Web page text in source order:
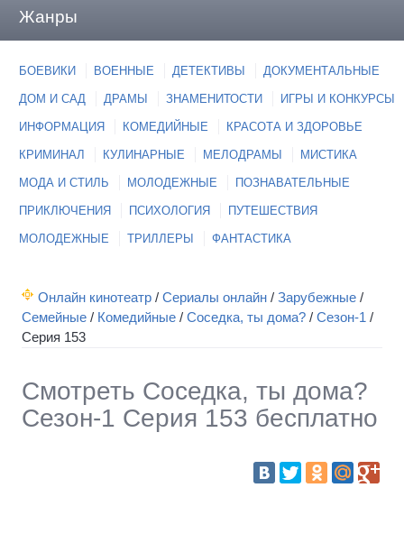
Жанры
БОЕВИКИ ВОЕННЫЕ ДЕТЕКТИВЫ ДОКУМЕНТАЛЬНЫЕ
ДОМ И САД ДРАМЫ ЗНАМЕНИТОСТИ ИГРЫ И КОНКУРСЫ
ИНФОРМАЦИЯ КОМЕДИЙНЫЕ КРАСОТА И ЗДОРОВЬЕ
КРИМИНАЛ КУЛИНАРНЫЕ МЕЛОДРАМЫ МИСТИКА
МОДА И СТИЛЬ МОЛОДЕЖНЫЕ ПОЗНАВАТЕЛЬНЫЕ
ПРИКЛЮЧЕНИЯ ПСИХОЛОГИЯ ПУТЕШЕСТВИЯ
МОЛОДЕЖНЫЕ ТРИЛЛЕРЫ ФАНТАСТИКА
Онлайн кинотеатр / Сериалы онлайн / Зарубежные /
Семейные / Комедийные / Соседка, ты дома? / Сезон-1 /
Серия 153
Смотреть Соседка, ты дома?
Сезон-1 Серия 153 бесплатно